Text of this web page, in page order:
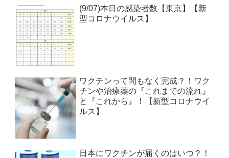
(9/07)本日の感染者数【東京】【新
型コロナウイルス】
ワクチンって間もなく完成？！ワク
チンや治療薬の『これまでの流れ』
と『これから』！【新型コロナウイ
ルス】
日本にワクチンが届くのはいつ？！